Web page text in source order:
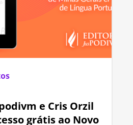
e Cris Orzil
grátis ao Novo